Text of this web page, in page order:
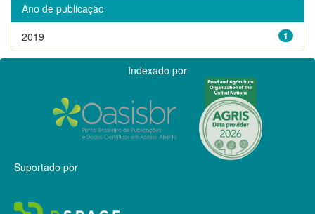
Ano de publicação
1
2019
Indexado por
Suportado por